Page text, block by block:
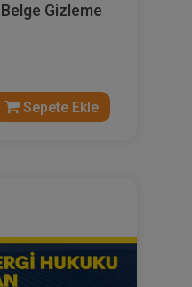
Gizleme
Sepete Ekle